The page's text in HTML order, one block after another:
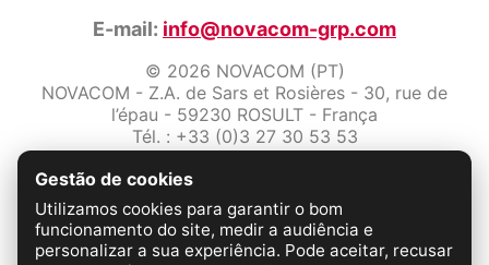
E-mail: info@novacom-grp.com
© 2026 NOVACOM (PT)
NOVACOM - Z.A. de Sars et Rosières - 30, rue de
l’épau - 59230 ROSULT - França
Tél. : +33 (0)3 27 30 53 53
Avisos legais
Proteção de dados
Condições Gerais de Venda
Gestão de cookies
Utilizamos cookies para garantir o bom
funcionamento do site, medir a audiência e
personalizar a sua experiência. Pode aceitar, recusar